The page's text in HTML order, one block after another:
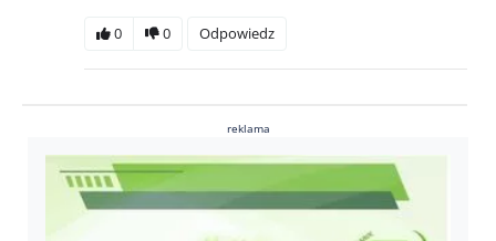
0 0 Odpowiedz
reklama